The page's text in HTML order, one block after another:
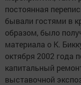
постоянная
бывали гостями в
образом, было
материала о К.
октября 2002 года
капитальный
выставочной